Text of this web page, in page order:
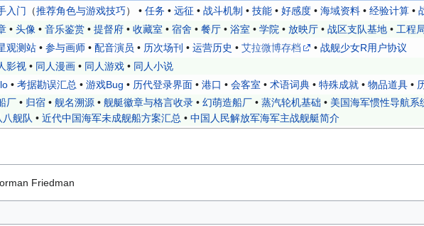
入门 （推荐角色与游戏技巧） • 任务 • 远征 • 战斗机制 • 技能• 好感度• 海域资料• 经验计算•
• 头像 • 音乐鉴赏• 提督府• 收藏室 • 宿舍 • 餐厅• 浴室 • 学院 • 放映厅• 战区支队基地• 工程
观测站• 参与画师• 配音演员 • 历次场刊 • 运营历史 • 艾拉微博存档 • 战舰少女R用户协议
影视• 同人漫画• 同人游戏• 同人小说
• 考据勘误汇总 • 游戏Bug • 历代登录界面• 港口 • 会客室 • 术语词典• 特殊成就• 物品道具•
厂• 归宿• 舰名溯源• 舰艇徽章与格言收录• 幻萌造船厂• 蒸汽轮机基础 • 美国海军惯性导航系
八舰队 • 近代中国海军未成舰船方案汇总 • 中国人民解放军海军主战舰艇简介
Friedman